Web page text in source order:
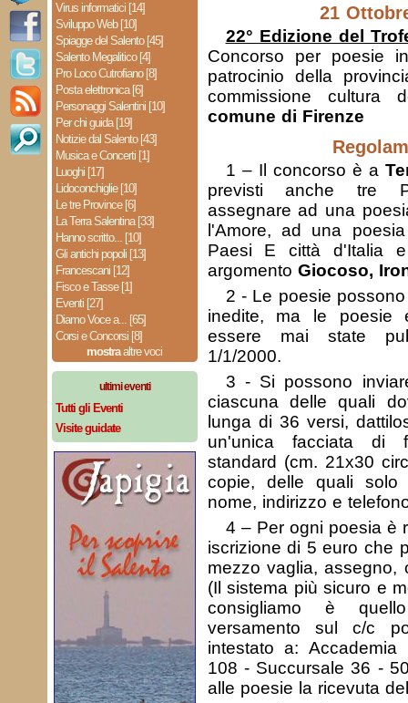
Virus informatici [14]
Sviluppo Web [10]
Spiagge del Salento [45]
Salento Megalitico [4]
Pro Loco Cutrofiano [8]
Posta elettronica [6]
Personaggi Salentini [10]
Per chi guida [19]
Notizie dal Salento [43]
Musica e Concerti [1]
Luoghi [17]
Lidoconchiglie [10]
Le tre Province [6]
La Terra Salentina [33]
Hanno scritto... [10]
Gli antichi popoli [13]
Francescani [12]
Fisco e Tasse [1]
Eventi [27]
Diamo Voce a... [65]
Corsi e Concorsi [8]
mostraaltre voci
ultimi eventi
Tutti gli Eventi
Visite guidate
21
22° Edizione del
Concorso per poesie
patrocinio della
commissione cultura
comune di Firenze
1 – Il concorso è a
previsti anche tre
assegnare ad una
l'Amore, ad una
Paesi E città d'Italia
argomento Giocoso,
2 - Le poesie
inedite, ma le poesie
essere mai state
1/1/2000.
3 - Si possono
ciascuna delle quali
lunga di 36 versi,
un'unica facciata di
standard (cm. 21x30
copie, delle quali solo
nome, indirizzo e
4 – Per ogni poesia è
iscrizione di 5 euro che
mezzo vaglia, assegno,
(Il sistema più sicuro e
consigliamo è
versamento sul c/c
intestato a:
108 - Succursale 36 -
alle poesie la ricevuta